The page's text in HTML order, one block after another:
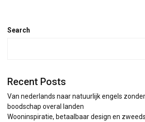
Search
Recent Posts
Van nederlands naar natuurlijk engels
boodschap overal landen
Wooninspiratie, betaalbaar design en